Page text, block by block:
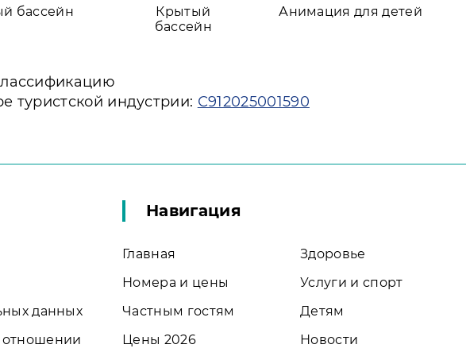
бассейн
Крытый
бассейн
Анимация для детей
туристской индустрии: С912025001590
данных
отношении
Навигация
Главная
Номера и цены
Частным гостям
Цены 2026
Здоровье
Услуги и спорт
Детям
Новости